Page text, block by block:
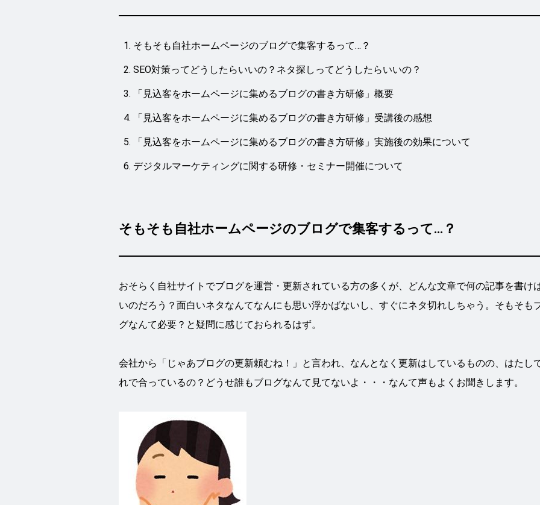
そもそも自社ホームページのブログで集客するって…？
SEO対策ってどうしたらいいの？ネタ探しってどうしたらいいの？
「見込客をホームページに集めるブログの書き方研修」概要
「見込客をホームページに集めるブログの書き方研修」受講後の感想
「見込客をホームページに集めるブログの書き方研修」実施後の効果について
デジタルマーケティングに関する研修・セミナー開催について
そもそも自社ホームページのブログで集客するって…？
おそらく自社サイトでブログを運営・更新されている方の多くが、どんな文章で何の記事を書け
いのだろう？面白いネタなんてなんにも思い浮かばないし、すぐにネタ切れしちゃう。そもそも
グなんて必要？と疑問に感じておられるはず。
会社から「じゃあブログの更新頼むね！」と言われ、なんとなく更新はしているものの、はたし
れで合っているの？どうせ誰もブログなんて見てないよ・・・なんて声もよくお聞きします。